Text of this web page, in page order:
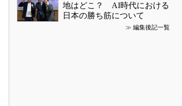
地はどこ？ AI時代における
日本の勝ち筋について
≫ 編集後記一覧